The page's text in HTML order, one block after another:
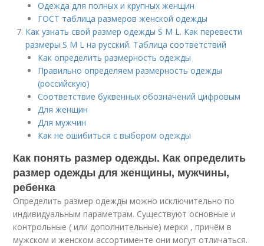
Одежда для полных и крупных женщин
ГОСТ таблица размеров женской одежды
Как узнать свой размер одежды S M L. Как перевести
размеры S M L на русский. Таблица соответствий
Как определить размерность одежды
Правильно определяем размерность одежды
(российскую)
Соответствие буквенных обозначений цифровым
Для женщин
Для мужчин
Как не ошибиться с выбором одежды
Как понять размер одежды. Как определить
размер одежды для женщины, мужчины,
ребенка
Определить размер одежды можно исключительно по
индивидуальным параметрам. Существуют основные и
контрольные ( или дополнительные) мерки , причём в
мужском и женском ассортименте они могут отличаться.